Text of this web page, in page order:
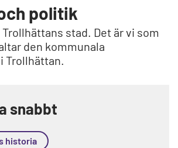
politik
stad. Det är vi som
den kommunala
Trollhättan.
snabbt
historia